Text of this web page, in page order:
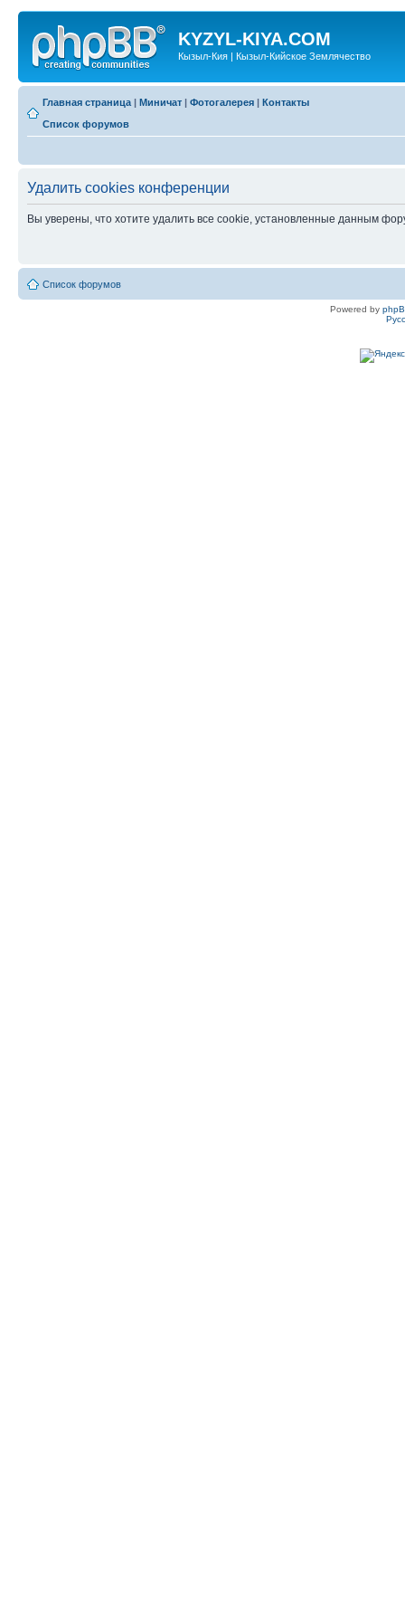
KYZYL-KIYA.COM
Кызыл-Кия | Кызыл-Кийское Землячество
Главная страница | Миничат | Фотогалерея | Контакты
Список форумов
Удалить cookies конференции
Вы уверены, что хотите удалить все cookie, установленные данным
Список форумов
Powered by